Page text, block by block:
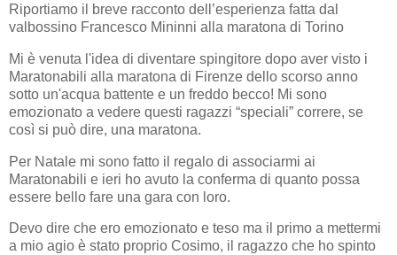
Riportiamo il breve racconto dell’esperienza fatta dal
valbossino Francesco Mininni alla maratona di Torino
Mi è venuta l'idea di diventare spingitore dopo aver visto i
Maratonabili alla maratona di Firenze dello scorso anno
sotto un'acqua battente e un freddo becco! Mi sono
emozionato a vedere questi ragazzi “speciali” correre, se
così si può dire, una maratona.
Per Natale mi sono fatto il regalo di associarmi ai
Maratonabili e ieri ho avuto la conferma di quanto possa
essere bello fare una gara con loro.
Devo dire che ero emozionato e teso ma il primo a mettermi
a mio agio è stato proprio Cosimo, il ragazzo che ho spinto